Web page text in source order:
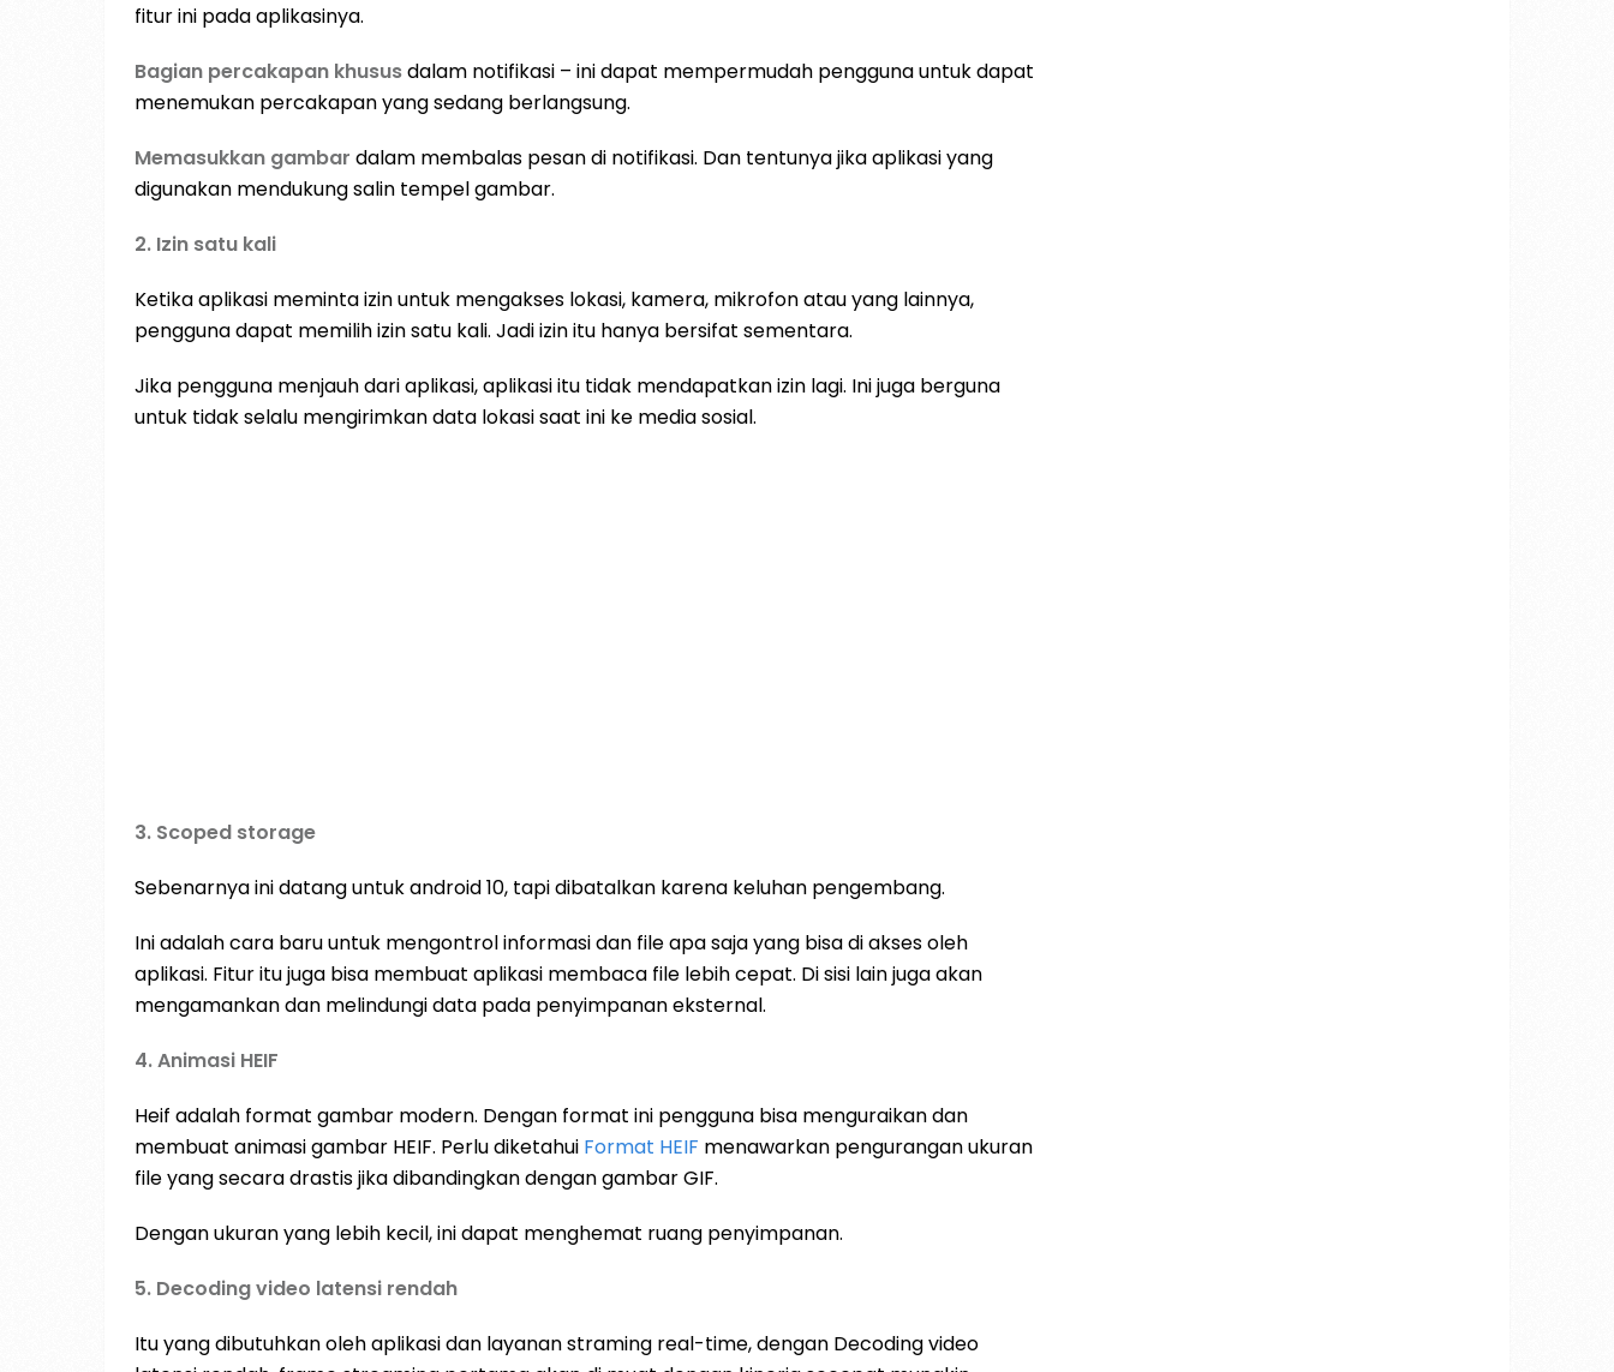
fitur ini pada aplikasinya.
Bagian percakapan khususdalam notifikasi – ini dapat mempermudah pengguna untuk dapat
menemukan percakapan yang sedang berlangsung.
Memasukkan gambar dalam membalas pesan di notifikasi. Dan tentunya jika aplikasi yang
digunakan mendukung salin tempel gambar.
2. Izin satu kali
Ketika aplikasi meminta izin untuk mengakses lokasi, kamera, mikrofon atau yang lainnya,
pengguna dapat memilih izin satu kali. Jadi izin itu hanya bersifat sementara.
Jika pengguna menjauh dari aplikasi, aplikasi itu tidak mendapatkan izin lagi. Ini juga berguna
untuk tidak selalu mengirimkan data lokasi saat ini ke media sosial.
3. Scoped storage
Sebenarnya ini datang untuk android 10, tapi dibatalkan karena keluhan pengembang.
Ini adalah cara baru untuk mengontrol informasi dan file apa saja yang bisa di akses oleh
aplikasi. Fitur itu juga bisa membuat aplikasi membaca file lebih cepat. Di sisi lain juga akan
mengamankan dan melindungi data pada penyimpanan eksternal.
4. Animasi HEIF
Heif adalah format gambar modern. Dengan format ini pengguna bisa menguraikan dan
membuat animasi gambar HEIF. Perlu diketahui Format HEIF menawarkan pengurangan ukuran
file yang secara drastis jika dibandingkan dengan gambar GIF.
Dengan ukuran yang lebih kecil, ini dapat menghemat ruang penyimpanan.
5. Decoding video latensi rendah
Itu yang dibutuhkan oleh aplikasi dan layanan straming real-time, dengan Decoding video